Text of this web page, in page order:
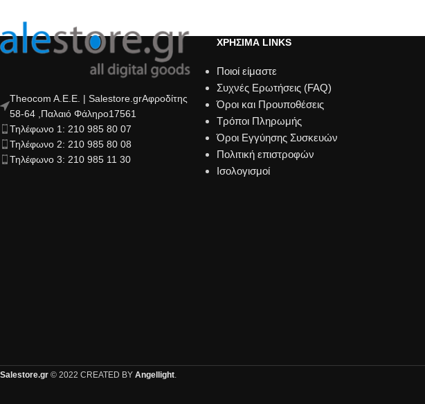
Theocom A.E.E. | Salestore.grΑφροδίτης
58-64 ,Παλαιό Φάληρο17561
Τηλέφωνο 1: 210 985 80 07
Τηλέφωνο 2: 210 985 80 08
Τηλέφωνο 3: 210 985 11 30
ΧΡΗΣΙΜΑ LINKS
Ποιοί είμαστε
Συχνές Ερωτήσεις (FAQ)
Όροι και Προυποθέσεις
Τρόποι Πληρωμής
Όροι Εγγύησης Συσκευών
Πολιτική επιστροφών
Ισολογισμοί
Salestore.gr © 2022 CREATED BY Angellight